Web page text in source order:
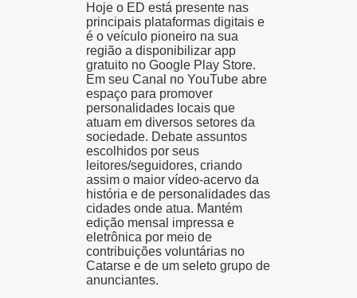
Hoje o ED está presente nas
principais plataformas digitais e
é o veículo pioneiro na sua
região a disponibilizar app
gratuito no Google Play Store.
Em seu Canal no YouTube abre
espaço para promover
personalidades locais que
atuam em diversos setores da
sociedade. Debate assuntos
escolhidos por seus
leitores/seguidores, criando
assim o maior vídeo-acervo da
história e de personalidades das
cidades onde atua. Mantém
edição mensal impressa e
eletrônica por meio de
contribuições voluntárias no
Catarse e de um seleto grupo de
anunciantes.